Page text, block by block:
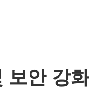
보안 강화